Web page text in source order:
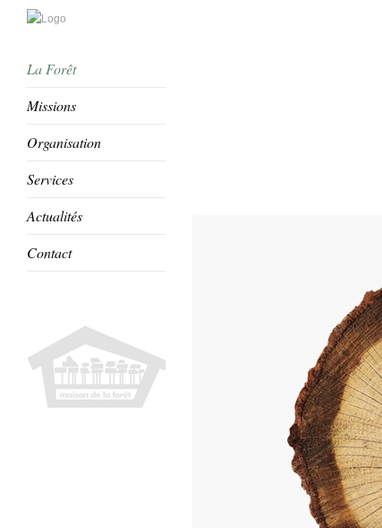
La Forêt
Missions
Organisation
Services
Actualités
Contact